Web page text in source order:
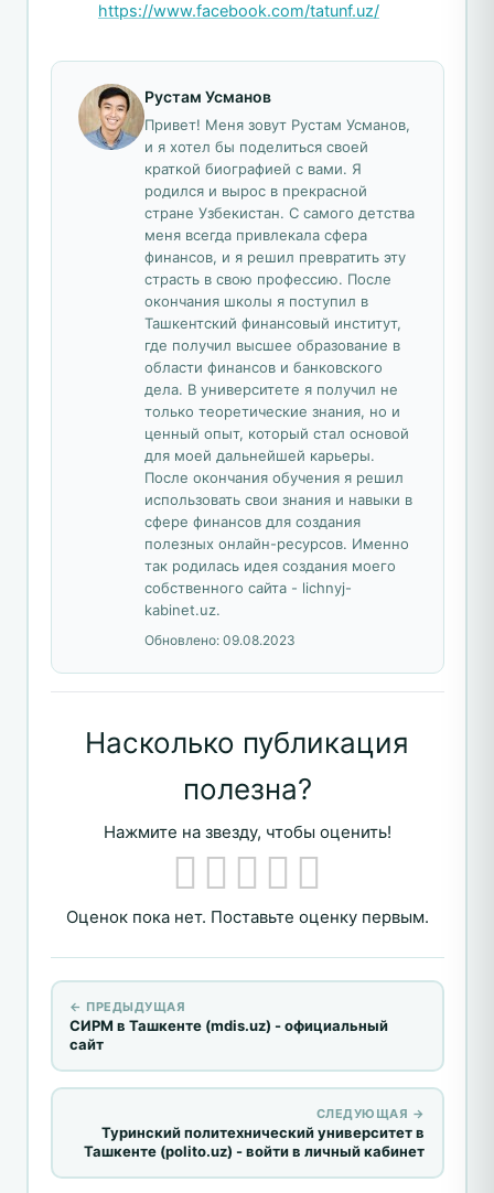
https://www.facebook.com/tatunf.uz/
Рустам Усманов
Привет! Меня зовут Рустам Усманов,
и я хотел бы поделиться своей
краткой биографией с вами. Я
родился и вырос в прекрасной
стране Узбекистан. С самого детства
меня всегда привлекала сфера
финансов, и я решил превратить эту
страсть в свою профессию. После
окончания школы я поступил в
Ташкентский финансовый институт,
где получил высшее образование в
области финансов и банковского
дела. В университете я получил не
только теоретические знания, но и
ценный опыт, который стал основой
для моей дальнейшей карьеры.
После окончания обучения я решил
использовать свои знания и навыки в
сфере финансов для создания
полезных онлайн-ресурсов. Именно
так родилась идея создания моего
собственного сайта - lichnyj-
kabinet.uz.
Обновлено: 09.08.2023
Насколько публикация
полезна?
Нажмите на звезду, чтобы оценить!
Оценок пока нет. Поставьте оценку первым.
← ПРЕДЫДУЩАЯ
СИРМ в Ташкенте (mdis.uz) - официальный
сайт
СЛЕДУЮЩАЯ →
Туринский политехнический университет в
Ташкенте (polito.uz) - войти в личный кабинет